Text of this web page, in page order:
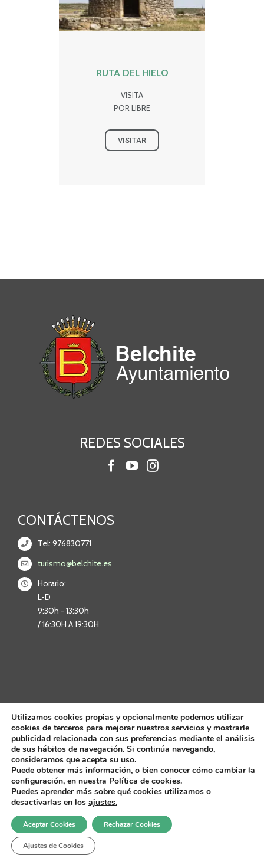
RUTA DEL HIELO
VISITA
POR LIBRE
VISITAR
REDES SOCIALES
CONTÁCTENOS
Tel: 976830771
turismo@belchite.es
Horario:
L-D
9:30h - 13:30h
/ 16:30H A 19:30H
Todos los derechos reservados por: Ayuntamiento de Belchite |
Legal|Política de Cookies
Utilizamos cookies propias y opcionalmente podemos utilizar
cookies de terceros para mejorar nuestros servicios y mostrarle
publicidad relacionada con sus preferencias mediante el análisis
de sus hábitos de navegación. Si continúa navegando,
consideramos que acepta su uso.
Puede obtener más información, o bien conocer cómo cambiar la
configuración, en nuestra Política de cookies.
Puedes aprender más sobre qué cookies utilizamos o
desactivarlas en los ajustes.
Aceptar Cookies Rechazar Cookies
Ajustes de Cookies